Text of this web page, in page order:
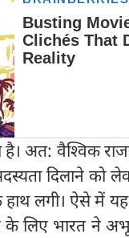
है। अत: वैश्विक
दिलाने
हाथ लगी। ऐसे में
लिए भारत ने